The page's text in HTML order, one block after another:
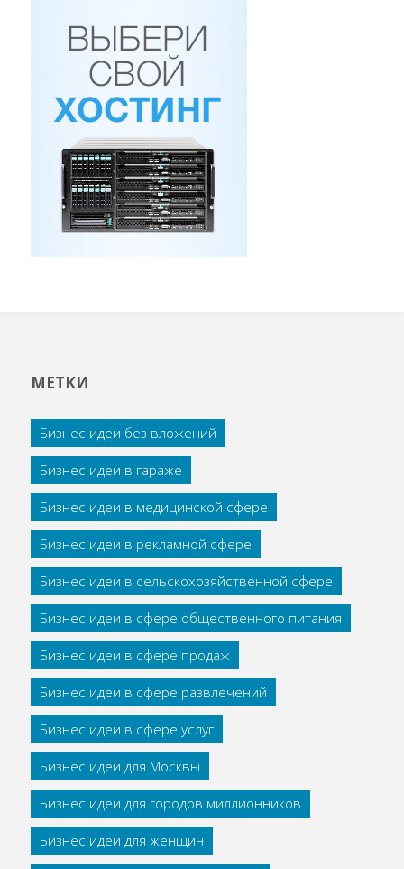
МЕТКИ
Бизнес идеи без вложений
Бизнес идеи в гараже
Бизнес идеи в медицинской сфере
Бизнес идеи в рекламной сфере
Бизнес идеи в сельскохозяйственной сфере
Бизнес идеи в сфере общественного питания
Бизнес идеи в сфере продаж
Бизнес идеи в сфере развлечений
Бизнес идеи в сфере услуг
Бизнес идеи для Москвы
Бизнес идеи для городов миллионников
Бизнес идеи для женщин